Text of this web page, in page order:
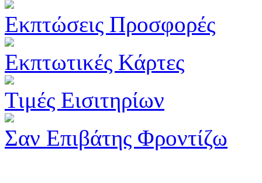
Εκπτώσεις Προσφορές
Εκπτωτικές Κάρτες
Τιμές Εισιτηρίων
Σαν Επιβάτης Φροντίζω